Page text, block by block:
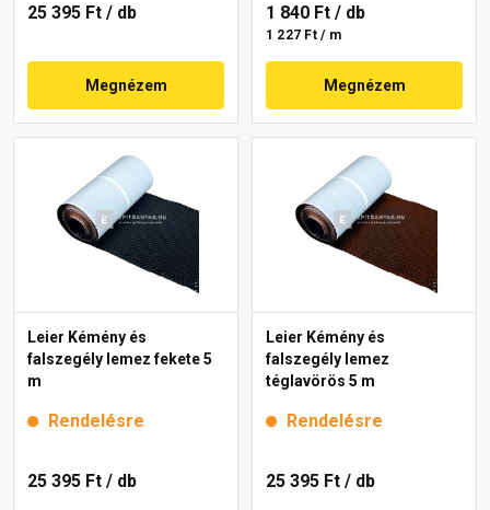
25 395 Ft / db
Megnézem
1 840 Ft / db
1 227 Ft / m
Megnézem
Leier Kémény és
falszegély lemez fekete 5
m
Rendelésre
25 395 Ft / db
Leier Kémény és
falszegély lemez
téglavörös 5 m
Rendelésre
25 395 Ft / db